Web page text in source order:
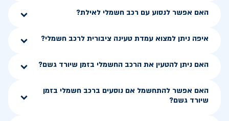
האם אפשר לנסוע עם רכב חשמלי לאילת?
איפה ניתן למצוא עמדת טעינה ציבורית לרכב חשמלי?
האם ניתן להטעין את הרכב החשמלי בזמן שיורד גשם?
האם אפשר להתחשמל אם נוסעים ברכב חשמלי בזמן
שיורד גשם?